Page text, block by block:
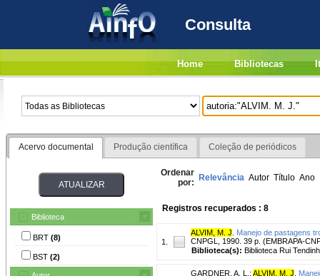
Consulta
Home Bibliotecas
Acervo documental Produção científica Coleção de periódicos
Biblioteca
BRT (8)
BST (2)
Ordenar
por: Relevância Autor Título Ano
Registros recuperados : 8
1.
ALVIM, M. J
Manejo de pastagens
CNPGL, 1990. 39 p. (EMBRAPA-
Biblioteca(s): Biblioteca Rui
GARDNER, A. L. ; ALVIM, M. J